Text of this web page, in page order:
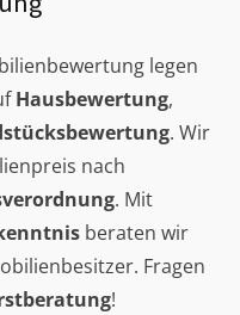
legen
Hausbewertung,
. Wir
nach
. Mit
beraten wir
Fragen
!